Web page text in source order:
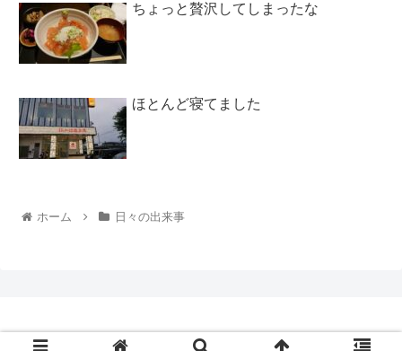
ちょっと贅沢してしまったな
ほとんど寝てました
ホーム 日々の出来事